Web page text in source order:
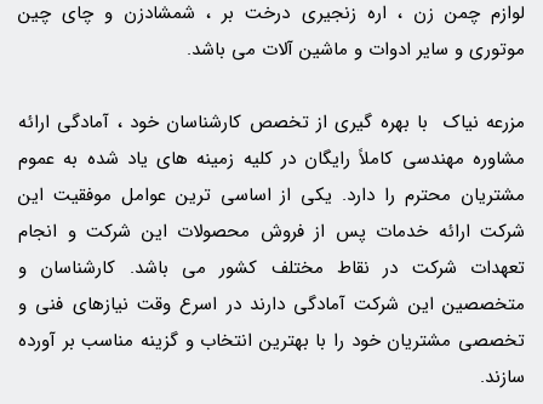
لوازم چمن زن ، اره زنجیری درخت بر ، شمشادزن و چای چین
موتوری و سایر ادوات و ماشین آلات مي باشد.
مزرعه نياک با بهره گيري از تخصص کارشناسان خود ، آمادگي ارائه
مشاوره مهندسي کاملاً رایگان در کليه زمينه هاي ياد شده به عموم
مشتريان محترم را دارد. يکي از اساسي ترين عوامل موفقيت اين
شرکت ارائه خدمات پس از فروش محصولات این شرکت و انجام
تعهدات شرکت در نقاط مختلف کشور مي باشد. کارشناسان و
متخصصين اين شرکت آمادگي دارند در اسرع وقت نيازهاي فني و
تخصصي مشتريان خود را با بهترین انتخاب و گزینه مناسب بر آورده
سازند.